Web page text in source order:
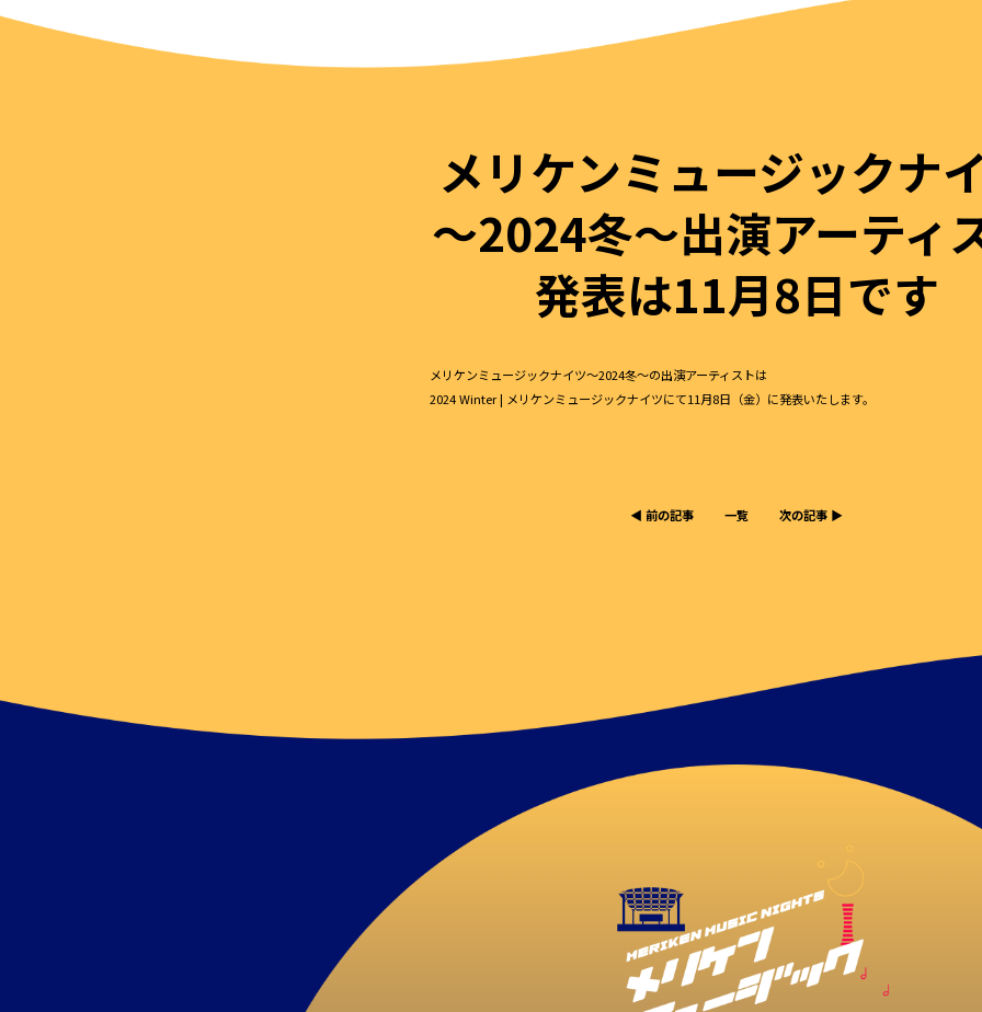
メリケンミュージックナ
～2024冬〜出演アーティ
発表は11月8日です
メリケンミュージックナイツ～2024冬〜の出演アーティストは
2024 Winter | メリケンミュージックナイツにて11月8日（金）に発表いたします。
◀︎ 前の記事 一覧 次の記事 ▶︎